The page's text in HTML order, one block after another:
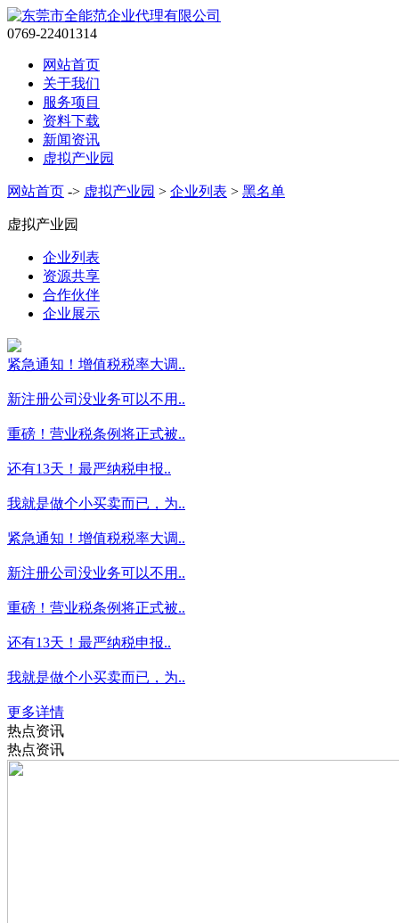
0769-22401314
网站首页
关于我们
服务项目
资料下载
新闻资讯
虚拟产业园
网站首页 -> 虚拟产业园 > 企业列表 > 黑名单
虚拟产业园
企业列表
资源共享
合作伙伴
企业展示
紧急通知！增值税税率大调..
新注册公司没业务可以不用..
重磅！营业税条例将正式被..
还有13天！最严纳税申报..
我就是做个小买卖而已，为..
紧急通知！增值税税率大调..
新注册公司没业务可以不用..
重磅！营业税条例将正式被..
还有13天！最严纳税申报..
我就是做个小买卖而已，为..
更多详情
热点资讯
热点资讯